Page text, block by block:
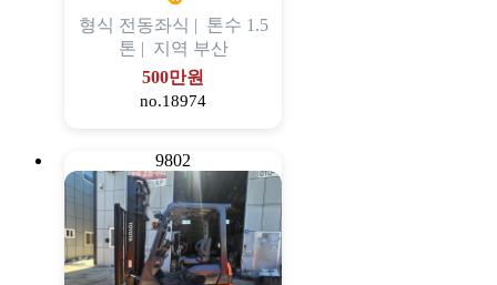
형식 전동좌식 | 톤수 1.5
톤 | 지역 부산
500만원
no.18974
9802